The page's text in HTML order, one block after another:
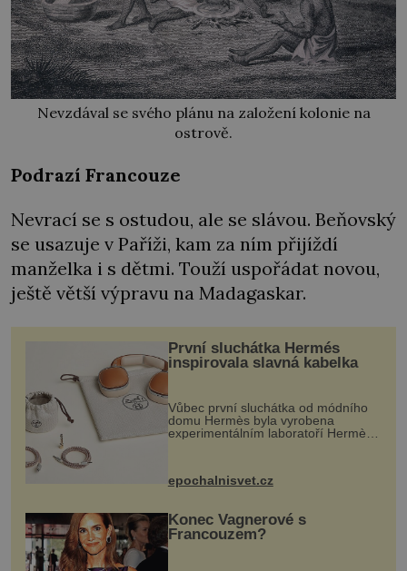
Nevzdával se svého plánu na založení kolonie na
ostrově.
Podrazí Francouze
Nevrací se s ostudou, ale se slávou. Beňovský
se usazuje v Paříži, kam za ním přijíždí
manželka i s dětmi. Touží uspořádat novou,
ještě větší výpravu na Madagaskar.
První sluchátka Hermés
inspirovala slavná kabelka
Vůbec první sluchátka od módního
domu Hermès byla vyrobena
experimentálním laboratoří Hermès
kovový...
epochalnisvet.cz
Konec Vagnerové s
Francouzem?